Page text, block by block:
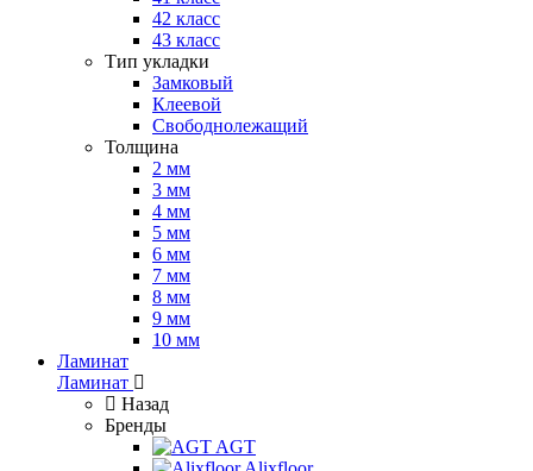
42 класс
43 класс
Тип укладки
Замковый
Клеевой
Свободнолежащий
Толщина
2 мм
3 мм
4 мм
5 мм
6 мм
7 мм
8 мм
9 мм
10 мм
Ламинат
Ламинат
Назад
Бренды
AGT